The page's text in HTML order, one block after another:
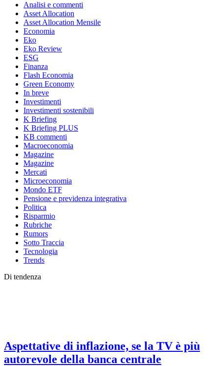
Analisi e commenti
Asset Allocation
Asset Allocation Mensile
Economia
Eko
Eko Review
ESG
Finanza
Flash Economia
Green Economy
In breve
Investimenti
Investimenti sostenibili
K Briefing
K Briefing PLUS
KB commenti
Macroeconomia
Magazine
Magazine
Mercati
Microeconomia
Mondo ETF
Pensione e previdenza integrativa
Politica
Risparmio
Rubriche
Rumors
Sotto Traccia
Tecnologia
Trends
Di tendenza
Aspettative di inflazione, se la TV è più
autorevole della banca centrale